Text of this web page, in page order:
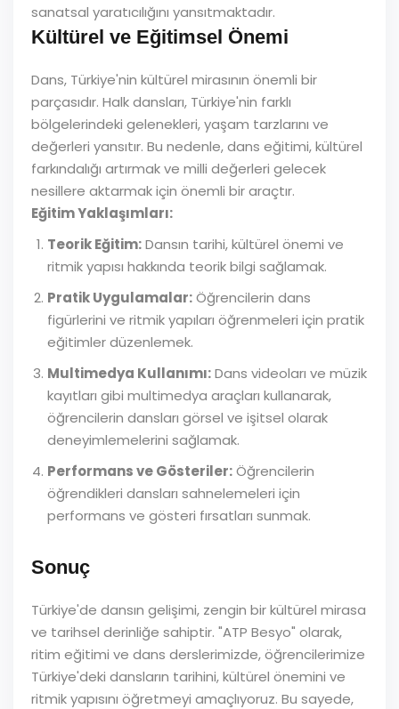
sanatsal yaratıcılığını yansıtmaktadır.
Kültürel ve Eğitimsel Önemi
Dans, Türkiye'nin kültürel mirasının önemli bir
parçasıdır. Halk dansları, Türkiye'nin farklı
bölgelerindeki gelenekleri, yaşam tarzlarını ve
değerleri yansıtır. Bu nedenle, dans eğitimi, kültürel
farkındalığı artırmak ve milli değerleri gelecek
nesillere aktarmak için önemli bir araçtır.
Eğitim Yaklaşımları:
Teorik Eğitim:Dansın tarihi, kültürel önemi ve
ritmik yapısı hakkında teorik bilgi sağlamak.
Pratik Uygulamalar:Öğrencilerin dans
figürlerini ve ritmik yapıları öğrenmeleri için pratik
eğitimler düzenlemek.
Multimedya Kullanımı:Dans videoları ve müzik
kayıtları gibi multimedya araçları kullanarak,
öğrencilerin dansları görsel ve işitsel olarak
deneyimlemelerini sağlamak.
Performans ve Gösteriler:Öğrencilerin
öğrendikleri dansları sahnelemeleri için
performans ve gösteri fırsatları sunmak.
Sonuç
Türkiye'de dansın gelişimi, zengin bir kültürel mirasa
ve tarihsel derinliğe sahiptir. "ATP Besyo" olarak,
ritim eğitimi ve dans derslerimizde, öğrencilerimize
Türkiye'deki dansların tarihini, kültürel önemini ve
ritmik yapısını öğretmeyi amaçlıyoruz. Bu sayede,